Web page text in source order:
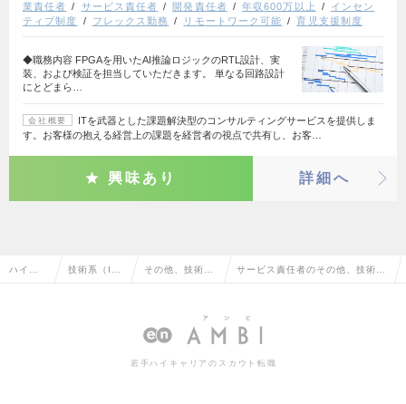
業責任者
サービス責任者 開発責任者 年収600万以上
インセン
ティブ制度
フレックス勤務 リモートワーク可能 育児支援制度
◆職務内容 FPGAを用いたAI推論ロジックのRTL設計、実
装、および検証を担当していただきます。 単なる回路設計
にとどまら…
会社概要
ITを武器とした課題解決型のコンサルティングサービスを提供しま
す。お客様の抱える経営上の課題を経営者の視点で共有し、お客…
興味あり 詳細へ
ハイク 技術系（I その他、技術系
信系）
サービス責任者のその他、技術系
人情報一覧
若手ハイキャリアのスカウト転職